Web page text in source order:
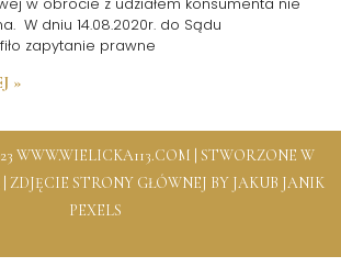
W dniu 14.08.2020r. do Sądu
zapytanie prawne
»
WWW.WIELICKA113.COM | STWORZONE W
ZDJĘCIE STRONY GŁÓWNEJ BY JAKUB JANIK
PEXELS